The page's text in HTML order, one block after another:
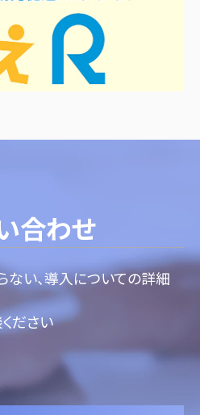
合わせ
い、導入についての詳細
ださい